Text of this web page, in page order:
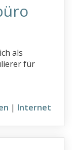
als
für
| Internet